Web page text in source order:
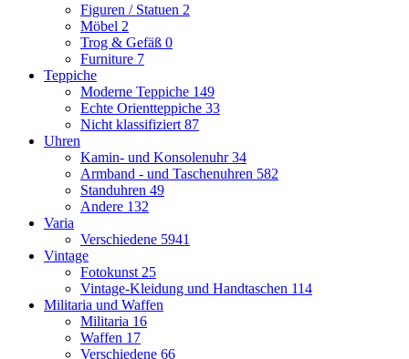
Figuren / Statuen 2
Möbel 2
Trog & Gefäß 0
Furniture 7
Teppiche
Moderne Teppiche 149
Echte Orientteppiche 33
Nicht klassifiziert 87
Uhren
Kamin- und Konsolenuhr34
Armband - und Taschenuhren 582
Standuhren 49
Andere 132
Varia
Verschiedene 5941
Vintage
Fotokunst 25
Vintage-Kleidung und Handtaschen 114
Militaria und Waffen
Militaria 16
Waffen 17
Verschiedene 66